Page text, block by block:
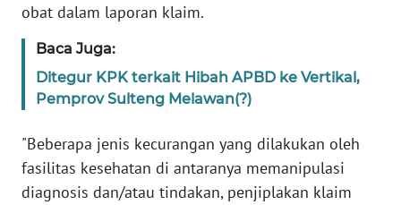
obat dalam laporan klaim.
Baca Juga:
Ditegur KPK terkait Hibah APBD ke Vertikal,
Pemprov Sulteng Melawan(?)
"Beberapa jenis kecurangan yang dilakukan oleh
fasilitas kesehatan di antaranya memanipulasi
diagnosis dan/atau tindakan, penjiplakan klaim
BANTEN
WN
WN
KEPRI